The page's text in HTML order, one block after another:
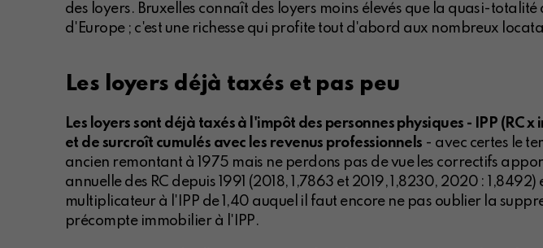
des loyers. Bruxelles connaît des loyers moins élevés que la quasi-
d'Europe ; c'est une richesse qui profite tout d'abord aux nombreux
Les loyers déjà taxés et pas peu
Les loyers sont déjà taxés à l'impôt des personnes physiques - IPP (RC x
et de surcroît cumulés avec les revenus professionnels - avec certes le
ancien remontant à 1975 mais ne perdons pas de vue les correctifs
annuelle des RC depuis 1991 (2018, 1,7863 et 2019, 1,8230, 2020 :
multiplicateur à l'IPP de 1,40 auquel il faut encore ne pas oublier la
précompte immobilier à l'IPP.